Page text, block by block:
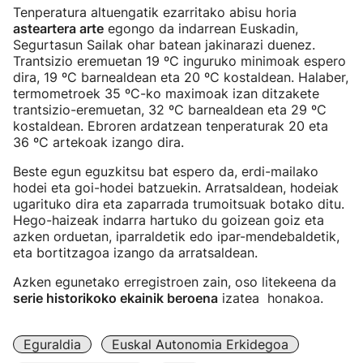
Tenperatura altuengatik ezarritako abisu horia
asteartera arte egongo da indarrean Euskadin,
Segurtasun Sailak ohar batean jakinarazi duenez.
Trantsizio eremuetan 19 ºC inguruko minimoak espero
dira, 19 ºC barnealdean eta 20 ºC kostaldean. Halaber,
termometroek 35 ºC-ko maximoak izan ditzakete
trantsizio-eremuetan, 32 ºC barnealdean eta 29 ºC
kostaldean. Ebroren ardatzean tenperaturak 20 eta
36 ºC artekoak izango dira.
Beste egun eguzkitsu bat espero da, erdi-mailako
hodei eta goi-hodei batzuekin. Arratsaldean, hodeiak
ugarituko dira eta zaparrada trumoitsuak botako ditu.
Hego-haizeak indarra hartuko du goizean goiz eta
azken orduetan, iparraldetik edo ipar-mendebaldetik,
eta bortitzagoa izango da arratsaldean.
Azken egunetako erregistroen zain, oso litekeena da
serie historikoko ekainik beroena izatea honakoa.
Eguraldia
Euskal Autonomia Erkidegoa